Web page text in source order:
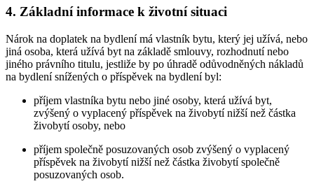
4. Základní informace k životní situaci
Nárok na doplatek na bydlení má vlastník bytu, který jej užívá, nebo
jiná osoba, která užívá byt na základě smlouvy, rozhodnutí nebo
jiného právního titulu, jestliže by po úhradě odůvodněných nákladů
na bydlení snížených o příspěvek na bydlení byl:
příjem vlastníka bytu nebo jiné osoby, která užívá byt,
zvýšený o vyplacený příspěvek na živobytí nižší než částka
živobytí osoby, nebo
příjem společně posuzovaných osob zvýšený o vyplacený
příspěvek na živobytí nižší než částka živobytí společně
posuzovaných osob.